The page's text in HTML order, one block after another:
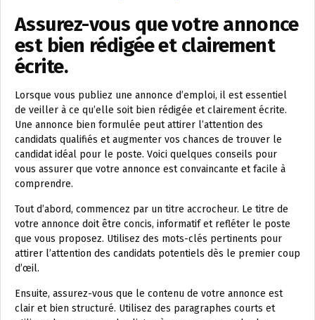
Assurez-vous que votre annonce
est bien rédigée et clairement
écrite.
Lorsque vous publiez une annonce d’emploi, il est essentiel
de veiller à ce qu’elle soit bien rédigée et clairement écrite.
Une annonce bien formulée peut attirer l’attention des
candidats qualifiés et augmenter vos chances de trouver le
candidat idéal pour le poste. Voici quelques conseils pour
vous assurer que votre annonce est convaincante et facile à
comprendre.
Tout d’abord, commencez par un titre accrocheur. Le titre de
votre annonce doit être concis, informatif et refléter le poste
que vous proposez. Utilisez des mots-clés pertinents pour
attirer l’attention des candidats potentiels dès le premier coup
d’œil.
Ensuite, assurez-vous que le contenu de votre annonce est
clair et bien structuré. Utilisez des paragraphes courts et